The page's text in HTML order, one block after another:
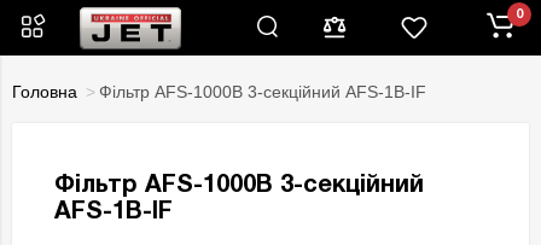
0
Головна Фільтр AFS-1000B 3-секційний AFS-1B-IF
Фільтр AFS-1000B 3-секційний
AFS-1B-IF